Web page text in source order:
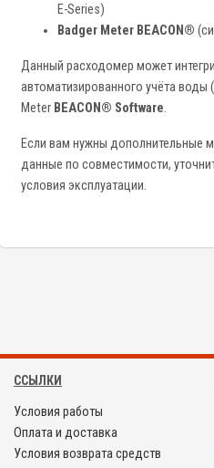
E-Series)
Badger Meter BEACON®
Данный расходомер может
автоматизированного учёта
Meter BEACON® Software.
Если вам нужны дополнительные
данные по совместимости,
условия эксплуатации.
ССЫЛКИ
Условия работы
Оплата и доставка
Условия возврата средств